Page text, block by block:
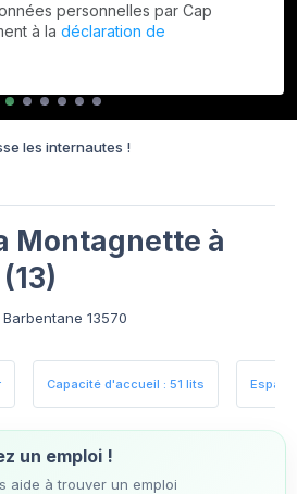
les internautes !
Montagnette à
13570
Capacité d'accueil : 51 lits
un emploi !
aide à trouver un emploi
personnelles par Cap
à la déclaration de